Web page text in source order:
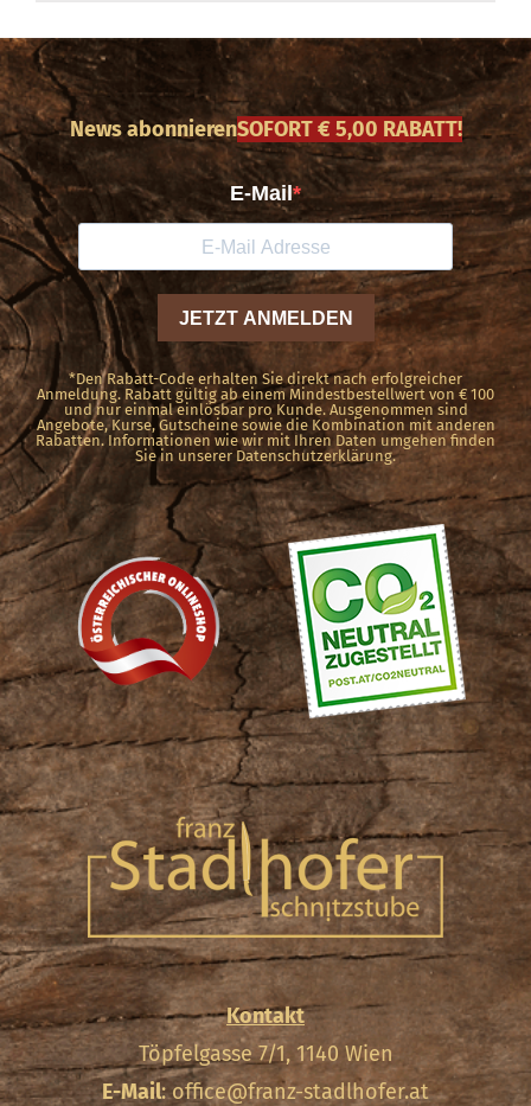
weist
mehrere
Varianten
auf.
Die
Optionen
können
der
Produktseite
gewählt
werden
News abonnierenSOFORT € 5,00 RABATT!
*Den Rabatt-Code erhalten Sie direkt nach erfolgreicher
Anmeldung. Rabatt gültig ab einem Mindestbestellwert von € 100
und nur einmal einlösbar pro Kunde. Ausgenommen sind
Angebote, Kurse, Gutscheine sowie die Kombination mit anderen
Rabatten. Informationen wie wir mit Ihren Daten umgehen finden
Sie in unserer Datenschutzerklärung.
Kontakt
Töpfelgasse 7/1, 1140 Wien
E-Mail:office@franz-stadlhofer.at